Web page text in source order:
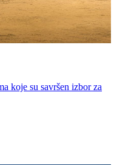
koje su savršen izbor za